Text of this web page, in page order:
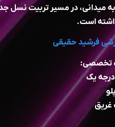
میدانی، در مسیر تربیت نسل
است.
فرشید حقیقی
تخصصی:
درجه یک
غریق